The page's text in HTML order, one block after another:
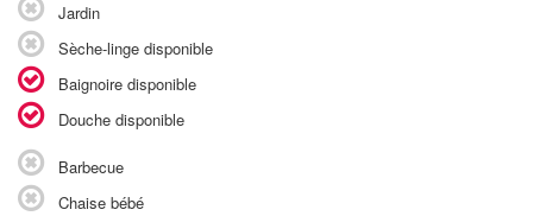
Jardin
Sèche-linge disponible
Baignoire disponible
Douche disponible
Barbecue
Chaise bébé